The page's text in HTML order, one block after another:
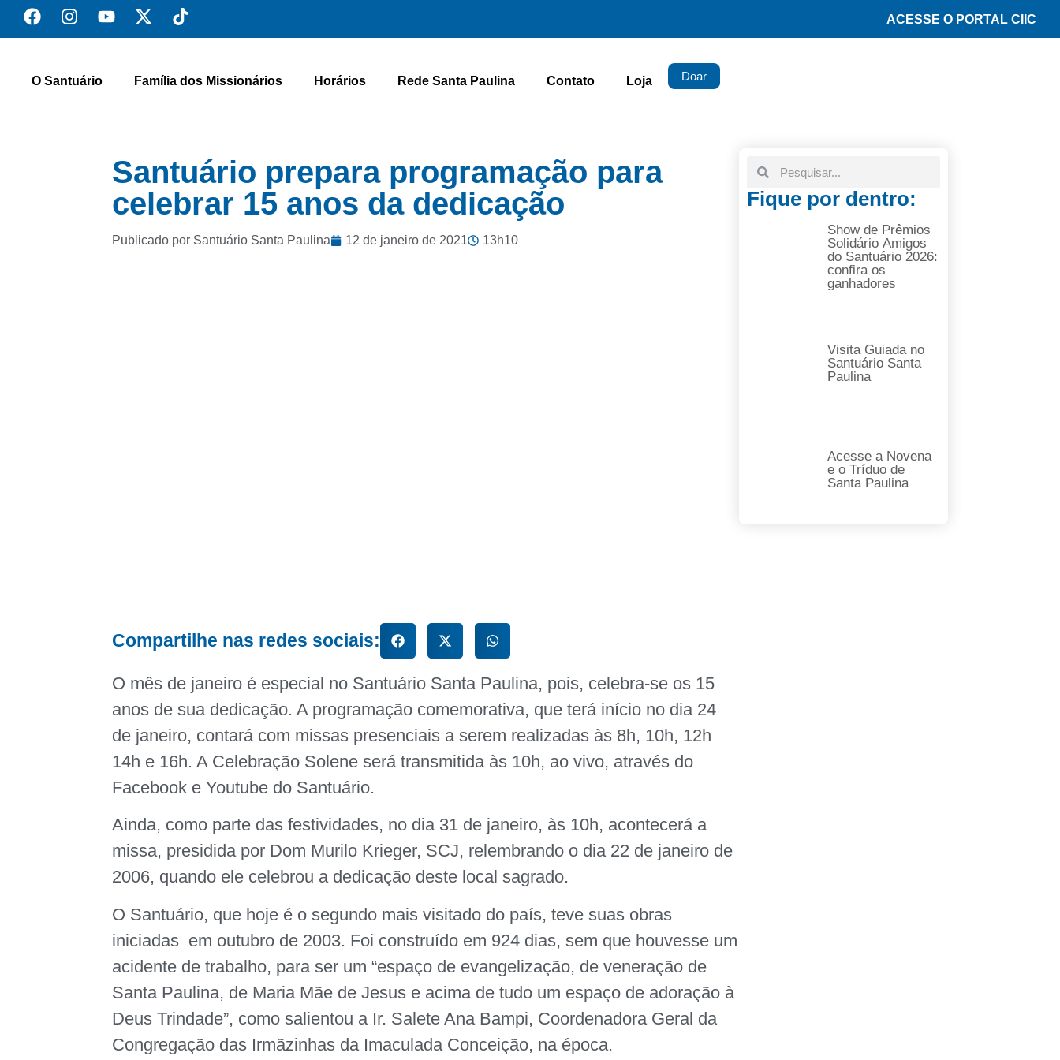
ACESSE O PORTAL CIIC
O Santuário Família dos Missionários Horários Rede Santa Paulina Contato Loja Doar
Santuário prepara programação para
celebrar 15 anos da dedicação
Publicado por Santuário Santa Paulina 12 de janeiro de 2021 13h10
Compartilhe nas redes sociais:
O mês de janeiro é especial no Santuário Santa Paulina, pois, celebra-se os 15
anos de sua dedicação. A programação comemorativa, que terá início no dia 24
de janeiro, contará com missas presenciais a serem realizadas às 8h, 10h, 12h
14h e 16h. A Celebração Solene será transmitida às 10h, ao vivo, através do
Facebook e Youtube do Santuário.
Ainda, como parte das festividades, no dia 31 de janeiro, às 10h, acontecerá a
missa, presidida por Dom Murilo Krieger, SCJ, relembrando o dia 22 de janeiro de
2006, quando ele celebrou a dedicação deste local sagrado.
O Santuário, que hoje é o segundo mais visitado do país, teve suas obras
iniciadas em outubro de 2003. Foi construído em 924 dias, sem que houvesse um
acidente de trabalho, para ser um “espaço de evangelização, de veneração de
Santa Paulina, de Maria Mãe de Jesus e acima de tudo um espaço de adoração à
Deus Trindade”, como salientou a Ir. Salete Ana Bampi, Coordenadora Geral da
Congregação das Irmãzinhas da Imaculada Conceição, na época.
Fique por dentro:
Show de Prêmios
Solidário Amigos
do Santuário 2026:
confira os
ganhadores
Visita Guiada no
Santuário Santa
Paulina
Acesse a Novena
e o Tríduo de
Santa Paulina